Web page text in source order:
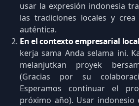
usar la expresión indonesia
las tradiciones locales y
auténtica.
En el contexto empresarial local
kerja sama Anda selama ini.
melanjutkan proyek
(Gracias por su
Esperamos continuar el
próximo año). Usar indonesio